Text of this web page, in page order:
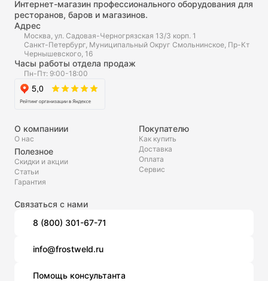
Интернет-магазин профессионального оборудования для
ресторанов, баров и магазинов.
Адрес
Москва, ул. Садовая-Черногрязская 13/3 корп. 1
Санкт-Петербург, Муниципальный Округ Смольнинское, Пр-Кт
Чернышевского, 16
Часы работы отдела продаж
Пн-Пт: 9:00-18:00
О компаниии
О нас
Полезное
Скидки и акции
Статьи
Гарантия
Покупателю
Как купить
Доставка
Оплата
Сервис
Связаться с нами
8 (800) 301-67-71
info@frostweld.ru
Помощь консультанта